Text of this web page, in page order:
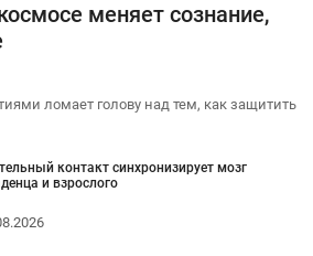
меняет сознание,
ломает голову над тем, как защитить
контакт синхронизирует мозг
и взрослого